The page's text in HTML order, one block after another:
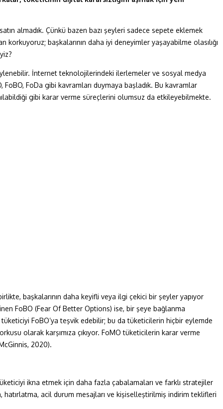
almadık. Çünkü bazen bazı şeyleri sadece sepete eklemek
başkalarının daha iyi deneyimler yaşayabilme olasılığı
İnternet teknolojilerindeki ilerlemeler ve sosyal medya
FoDa gibi kavramları duymaya başladık. Bu kavramlar
gibi karar verme süreçlerini olumsuz da etkileyebilmekte.
başkalarının daha keyifli veya ilgi çekici bir şeyler yapıyor
FoBO (Fear Of Better Options) ise, bir şeye bağlanma
FoBO’ya teşvik edebilir; bu da tüketicilerin hiçbir eylemde
olarak karşımıza çıkıyor. FoMO tüketicilerin karar verme
2020).
ikna etmek için daha fazla çabalamaları ve farklı stratejiler
acil durum mesajları ve kişiselleştirilmiş indirim teklifleri